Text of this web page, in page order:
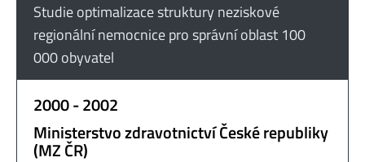
Studie optimalizace struktury neziskové
regionální nemocnice pro správní oblast 100
000 obyvatel
2000 - 2002
Ministerstvo zdravotnictví České republiky
(MZ ČR)